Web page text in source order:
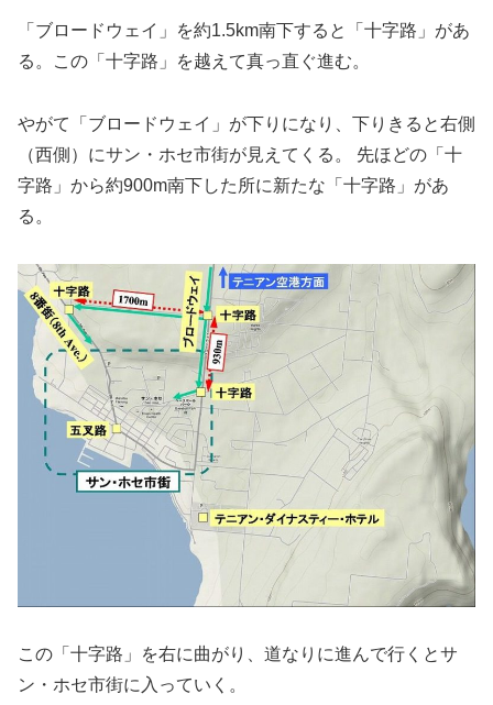
「ブロードウェイ」を約1.5km南下すると「十字路」があ
る。この「十字路」を越えて真っ直ぐ進む。
やがて「ブロードウェイ」が下りになり、下りきると右側
（西側）にサン・ホセ市街が見えてくる。 先ほどの「十
字路」から約900m南下した所に新たな「十字路」があ
る。
この「十字路」を右に曲がり、道なりに進んで行くとサ
ン・ホセ市街に入っていく。